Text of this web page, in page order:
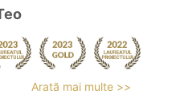
Arată mai multe >>